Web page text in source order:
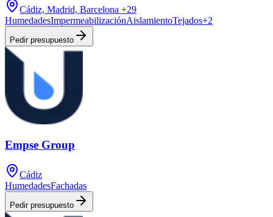
Cádiz, Madrid, Barcelona +29
HumedadesImpermeabilizaciónAislamientoTejados+2
Pedir presupuesto
Empse Group
Cádiz
HumedadesFachadas
Pedir presupuesto